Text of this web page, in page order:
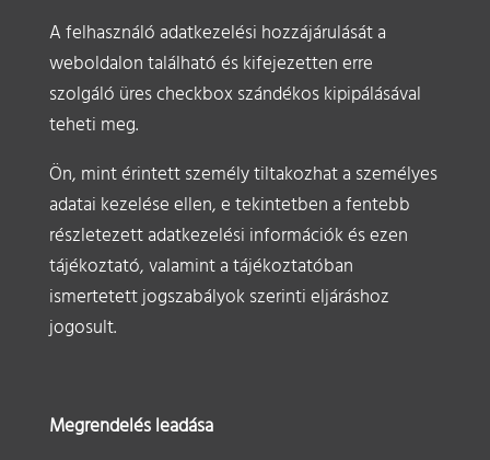
A felhasználó adatkezelési hozzájárulását a
weboldalon található és kifejezetten erre
szolgáló üres checkbox szándékos kipipálásával
teheti meg.
Ön, mint érintett személy tiltakozhat a személyes
adatai kezelése ellen, e tekintetben a fentebb
részletezett adatkezelési információk és ezen
tájékoztató, valamint a tájékoztatóban
ismertetett jogszabályok szerinti eljáráshoz
jogosult.
Megrendelés leadása